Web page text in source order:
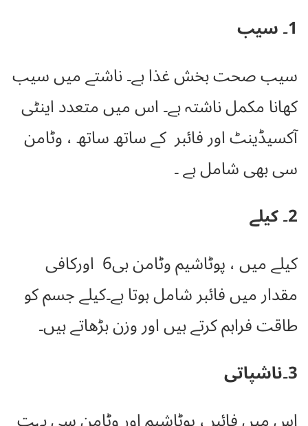
1۔ سیب
سیب صحت بخش غذا ہے۔ ناشتے میں سیب
کھانا مکمل ناشتہ ہے۔ اس میں متعدد اینٹی
آکسیڈینٹ اور فائبر کے ساتھ ساتھ ، وٹامن
سی بھی شامل ہے ۔
2۔ کیلے
کیلے میں ، پوٹاشیم وٹامن بی6 اورکافی
مقدار میں فائبر شامل ہوتا ہے۔کیلے جسم کو
طاقت فراہم کرتے ہیں اور وزن بڑھاتے ہیں۔
3۔ناشپاتی